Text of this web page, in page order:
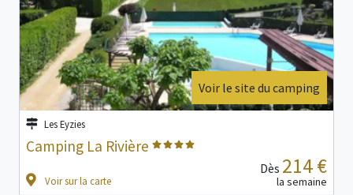
Voir le site du camping
Les Eyzies
Camping La Rivière
Voir sur la carte
Dès 214 €
la semaine